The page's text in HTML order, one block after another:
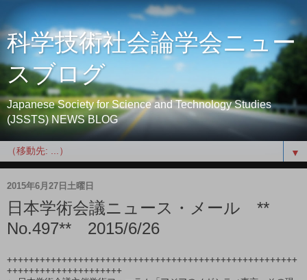
科学技術社会論学会ニュー
スブログ
Japanese Society for Science and Technology Studies
(JSSTS) NEWS BLOG
▼
2015年6月27日土曜日
日本学術会議ニュース・メール **
No.497** 2015/6/26
+++++++++++++++++++++++++++++++++++++++++++++++++++++
+++++++++++++++++++++